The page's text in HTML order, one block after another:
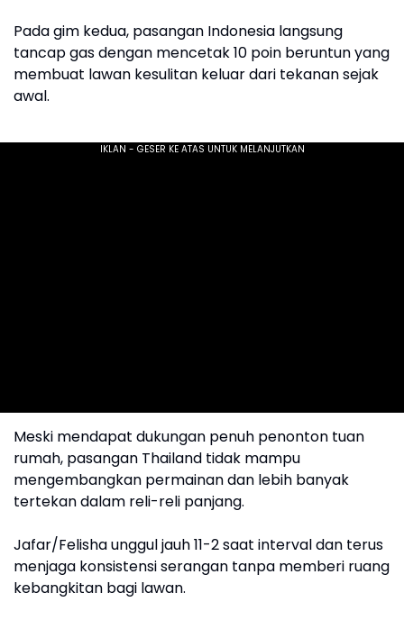
Pada gim kedua, pasangan Indonesia langsung
tancap gas dengan mencetak 10 poin beruntun yang
membuat lawan kesulitan keluar dari tekanan sejak
awal.
Meski mendapat dukungan penuh penonton tuan
rumah, pasangan Thailand tidak mampu
mengembangkan permainan dan lebih banyak
tertekan dalam reli-reli panjang.
Jafar/Felisha unggul jauh 11-2 saat interval dan terus
menjaga konsistensi serangan tanpa memberi ruang
kebangkitan bagi lawan.